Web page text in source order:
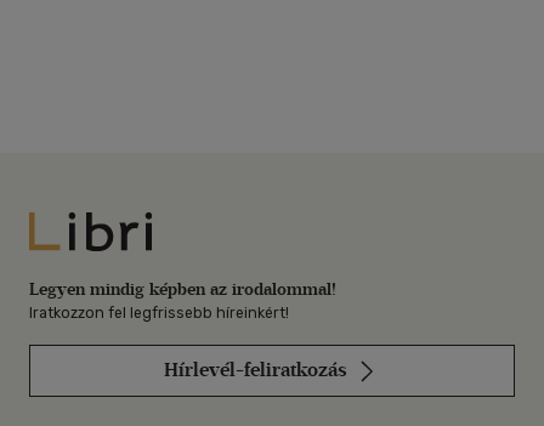
Libri
Legyen mindig képben az irodalommal!
Iratkozzon fel legfrissebb híreinkért!
Hírlevél-feliratkozás